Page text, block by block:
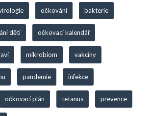
očkování bakterie
dětí očkovací kalendář
mikrobiom vakcíny
pandemie infekce
očkovací plán tetanus prevence